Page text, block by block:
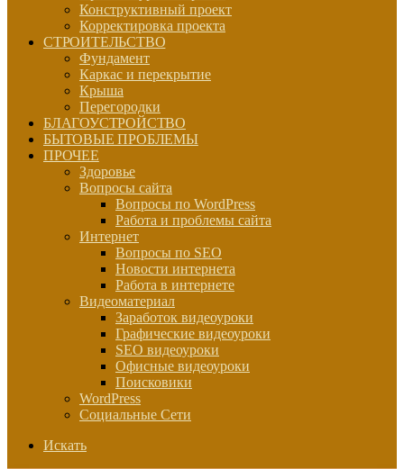
Конструктивный проект
Корректировка проекта
СТРОИТЕЛЬСТВО
Фундамент
Каркас и перекрытие
Крыша
Перегородки
БЛАГОУСТРОЙСТВО
БЫТОВЫЕ ПРОБЛЕМЫ
ПРОЧЕЕ
Здоровье
Вопросы сайта
Вопросы по WordPress
Работа и проблемы сайта
Интернет
Вопросы по SEO
Новости интернета
Работа в интернете
Видеоматериал
Заработок видеоуроки
Графические видеоуроки
SEO видеоуроки
Офисные видеоуроки
Поисковики
WordPress
Социальные Сети
Искать